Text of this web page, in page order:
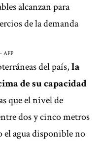
alcanzan para
de la demanda
AFP
del país,la
de su capacidad
que el nivel de
dos y cinco metros
el agua disponible no